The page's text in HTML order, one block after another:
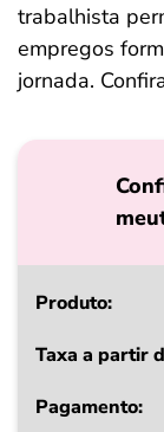
trabalhista
empregos
jornada.
Produto
a